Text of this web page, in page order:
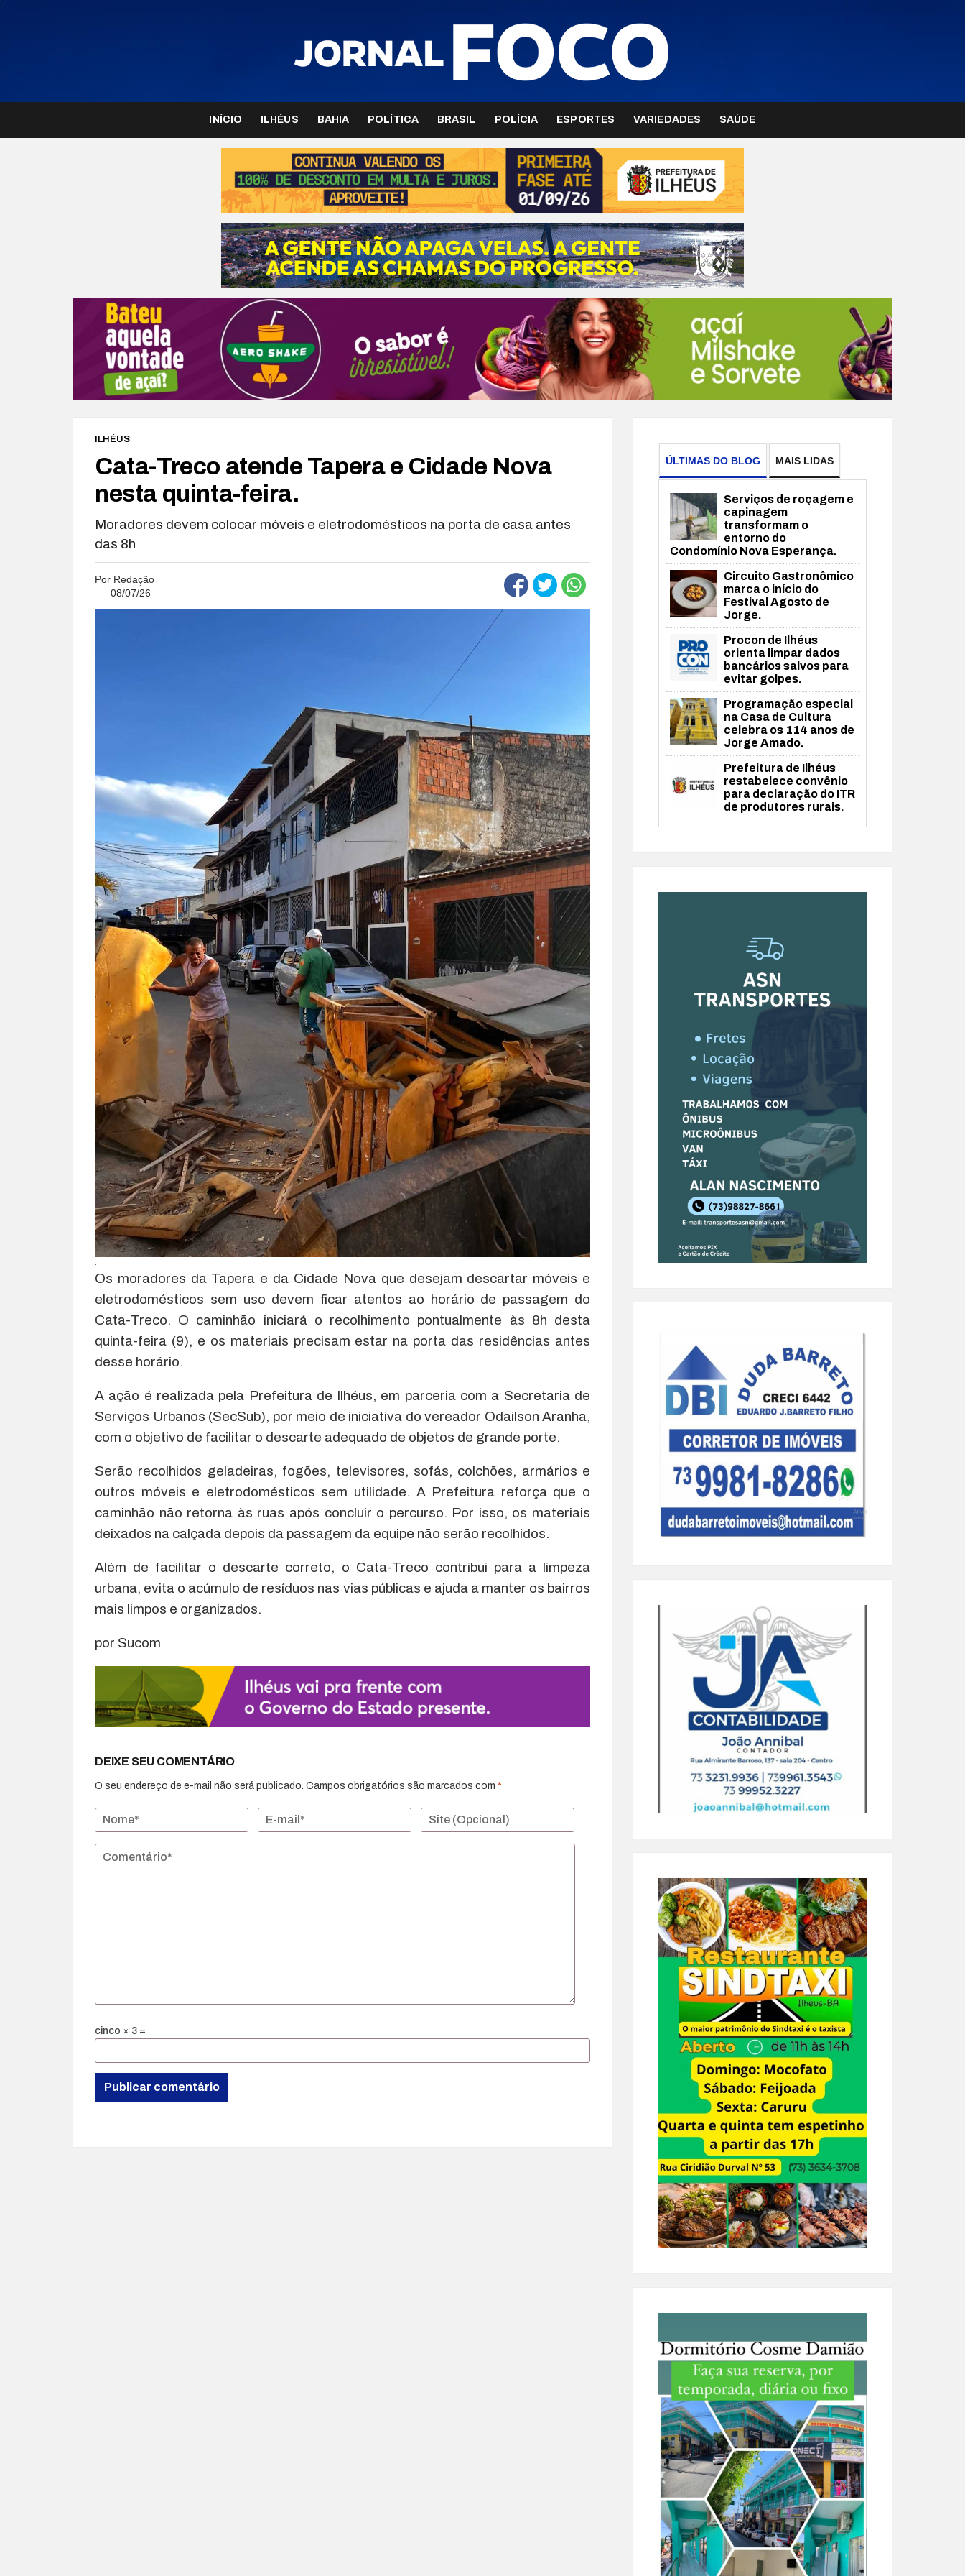
INÍCIO ILHÉUS BAHIA POLÍTICA BRASIL POLÍCIA ESPORTES VARIEDADES SAÚDE
ILHÉUS
Cata-Treco atende Tapera e Cidade Nova
nesta quinta-feira.
Moradores devem colocar móveis e eletrodomésticos na porta de casa antes
das 8h
Por Redação
08/07/26
Os moradores da Tapera e da Cidade Nova que desejam descartar móveis e
eletrodomésticos sem uso devem ficar atentos ao horário de passagem do
Cata-Treco. O caminhão iniciará o recolhimento pontualmente às 8h desta
quinta-feira (9), e os materiais precisam estar na porta das residências antes
desse horário.
A ação é realizada pela Prefeitura de Ilhéus, em parceria com a Secretaria de
Serviços Urbanos (SecSub), por meio de iniciativa do vereador Odailson Aranha,
com o objetivo de facilitar o descarte adequado de objetos de grande porte.
Serão recolhidos geladeiras, fogões, televisores, sofás, colchões, armários e
outros móveis e eletrodomésticos sem utilidade. A Prefeitura reforça que o
caminhão não retorna às ruas após concluir o percurso. Por isso, os materiais
deixados na calçada depois da passagem da equipe não serão recolhidos.
Além de facilitar o descarte correto, o Cata-Treco contribui para a limpeza
urbana, evita o acúmulo de resíduos nas vias públicas e ajuda a manter os bairros
mais limpos e organizados.
por Sucom
DEIXE SEU COMENTÁRIO
O seu endereço de e-mail não será publicado. Campos obrigatórios são marcados com *
cinco × 3 =
ÚLTIMAS DO BLOG MAIS LIDAS
Serviços de roçagem e
capinagem
transformam o
entorno do
Condomínio Nova Esperança.
Circuito Gastronômico
marca o início do
Festival Agosto de
Jorge.
Procon de Ilhéus
orienta limpar dados
bancários salvos para
evitar golpes.
Programação especial
na Casa de Cultura
celebra os 114 anos de
Jorge Amado.
Prefeitura de Ilhéus
restabelece convênio
para declaração do ITR
de produtores rurais.